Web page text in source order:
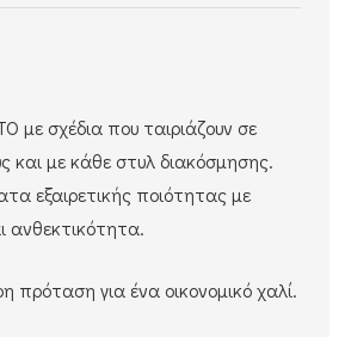
με σχέδια που ταιριάζουν σε
και με κάθε στυλ διακόσμησης.
εξαιρετικής ποιότητας με
ανθεκτικότητα.
πρόταση για ένα οικονομικό χαλί.